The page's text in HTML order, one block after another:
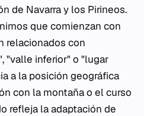
de Navarra y los Pirineos.
que comienzan con
relacionados con
"valle inferior" o "lugar
a la posición geográfica
con la montaña o el curso
refleja la adaptación de